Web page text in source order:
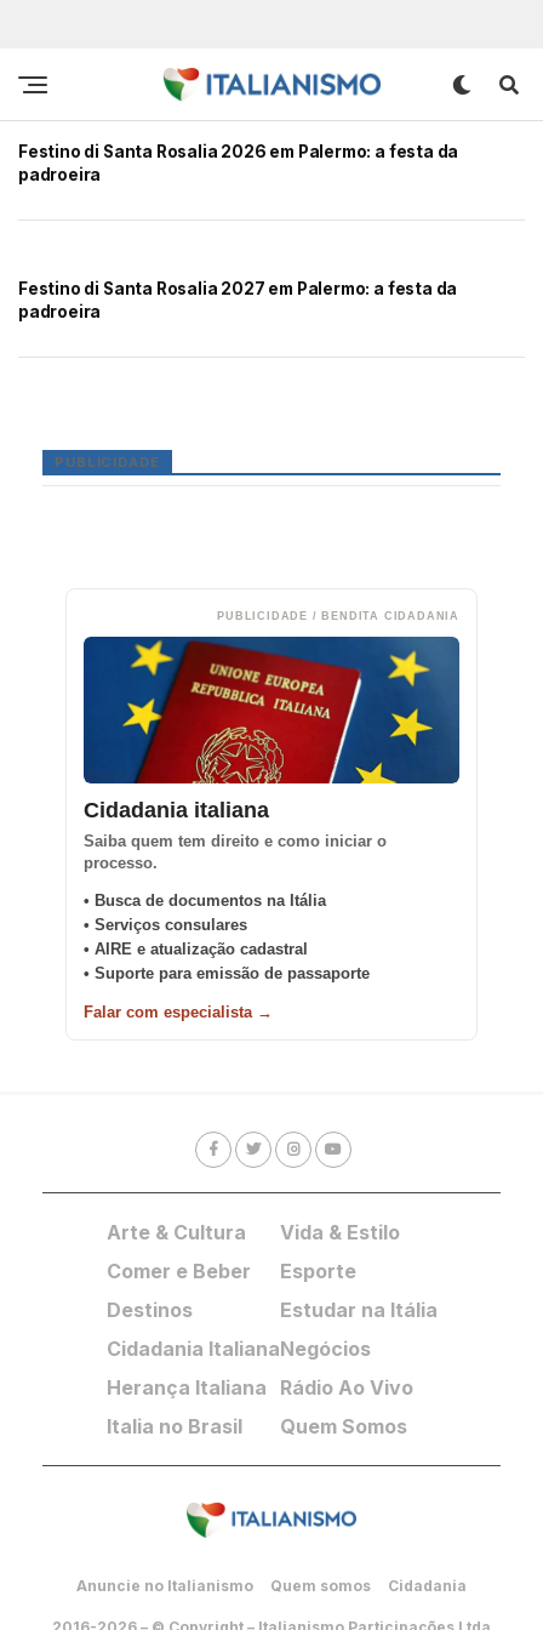
Festino di Santa Rosalia 2026 em Palermo: a festa da
padroeira
Festino di Santa Rosalia 2027 em Palermo: a festa da
padroeira
PUBLICIDADE
PUBLICIDADE / BENDITA CIDADANIA
Cidadania italiana
Saiba quem tem direito e como iniciar o
processo.
• Busca de documentos na Itália
• Serviços consulares
• AIRE e atualização cadastral
• Suporte para emissão de passaporte
Falar com especialista →
Arte & Cultura
Comer e Beber
Destinos
Cidadania Italiana
Herança Italiana
Italia no Brasil
Vida & Estilo
Esporte
Estudar na Itália
Negócios
Rádio Ao Vivo
Quem Somos
Anuncie no Italianismo Quem somos Cidadania